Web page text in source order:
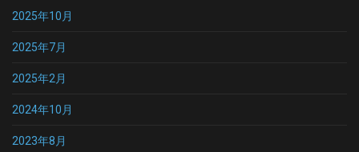
2025年10月
2025年7月
2025年2月
2024年10月
2023年8月